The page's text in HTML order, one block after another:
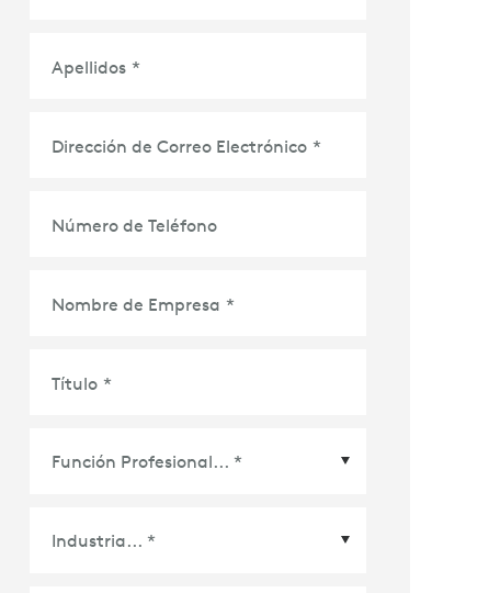
Apellidos *
Dirección de Correo Electrónico *
Número de Teléfono
Nombre de Empresa *
Título *